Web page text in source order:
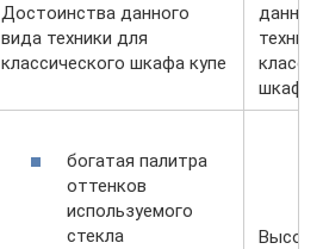
Достоинства данного
вида техники для
классического шкафа купе
шкафа
богатая палитра
оттенков
используемого
стекла